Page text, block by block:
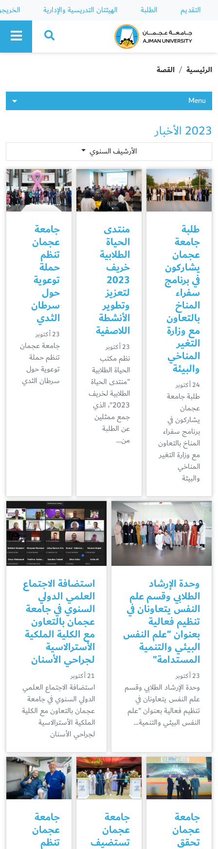
التقديم الطلبة الهيئتان التدريسية والإدارية
Ajman University
الرئيسية القصة
Menu
2023 الأخبار
الأرشيف السنوي
طلبة
جامعة
عجمان
يشاركون
في برنامج
سفراء
المناخ
بالتعاون
مع وزارة
التغير
المناخي
والبيئة
24 أكتوبر
طلبة جامعة
عجمان
يشاركون في
برنامج سفراء
المناخ بالتعاون
مع وزارة التغير
المناخي
والبيئة
منتدى
الحياة
الطلابية
خريف
2023
لتعزيز
وتطوير
الأنشطة
اللاصفية
23 أكتوبر
نظم مكتب
الحياة الطلابية
"منتدى الحياة
الطلابية لخريف
2023"، الذي
جمع ممثلين
عن الطلبة
من…
جامعة
عجمان
تنظم
حملة
توعوية
حول
سرطان
الثدي
23 أكتوبر
جامعة عجمان
تنظم حملة
توعوية حول
سرطان الثدي
وحدة الإرشاد
الطلابي وقسم علم
النفس يتعاونان في
تنظيم فعالية
بعنوان "علم النفس
البيئي والتنمية
المستدامة"
23 أكتوبر
وحدة الإرشاد الطلابي وقسم
علم النفس يتعاونان في
تنظيم فعالية بعنوان "علم
النفس البيئي والتنمية…
استضافة الاجتماع
العلمي الدولي
السنوي في جامعة
عجمان بالتعاون
مع الكلية الملكية
الأسترالاسية
لجراحي الأسنان
21 أكتوبر
استضافة الاجتماع العلمي
الدولي السنوي في جامعة
عجمان بالتعاون مع الكلية
الملكية الأسترالاسية
لجراحي الأسنان
جامعة
عجمان
تحقق
جامعة
عجمان
تستضيف
جامعة
عجمان
تنظم